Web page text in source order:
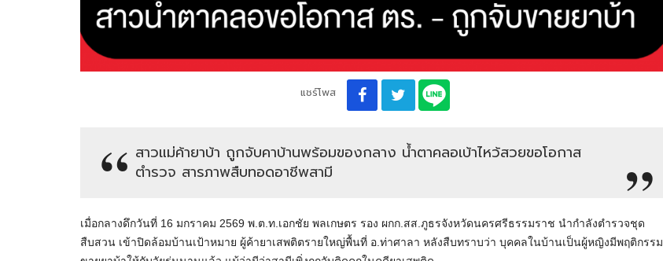
แชร์โพส
สาวแม่ค้ายาบ้า ถูกจับคาบ้านพร้อมของกลาง น้ำตาคลอเบ้าไหว้สวยขอโอกาส
ตำรวจ สารภาพสืบทอดอาชีพสามี
เมื่อกลางดึกวันที่ 16 มกราคม 2569 พ.ต.ท.เอกชัย พลเกษตร รอง ผกก.สส.ภูธรจังหวัดนครศรีธรรมราช นำกำลังตำรวจชุด
สืบสวน เข้าปิดล้อมบ้านเป้าหมาย ผู้ค้ายาเสพติตรายใหญ่พื้นที่ อ.ท่าศาลา หลังสืบทราบว่า บุคคลในบ้านเป็นผู้หญิงมีพฤติกรรม